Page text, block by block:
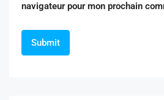
navigateur pour mon prochain